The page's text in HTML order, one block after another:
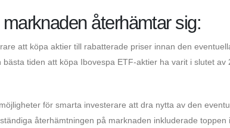
återhämtar sig:
att köpa aktier till rabatterade priser innan den
tiden att köpa Ibovespa ETF-aktier ha varit i slutet av
för smarta investerare att dra nytta av den
återhämtningen på marknaden inkluderade toppen i